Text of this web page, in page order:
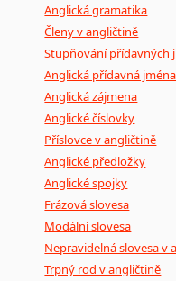
Anglická gramatika
Členy v angličtině
Stupňování přídavných
Anglická přídavná jména
Anglická zájmena
Anglické číslovky
Příslovce v angličtině
Anglické předložky
Anglické spojky
Frázová slovesa
Modální slovesa
Nepravidelná slovesa v
Trpný rod v angličtině